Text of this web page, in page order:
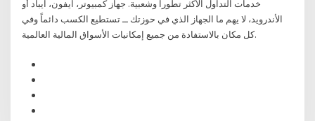
خدمات التداول الأكثر تطوراً وشعبية. جهاز كمبيوتر، آيفون، آيباد أو
الأندرويد، لا يهم ما الجهاز الذي في حوزتك ــ تستطيع الكسب دائماً وفي
كل مكان بالاستفادة من جميع إمكانيات الأسواق المالية العالمية.